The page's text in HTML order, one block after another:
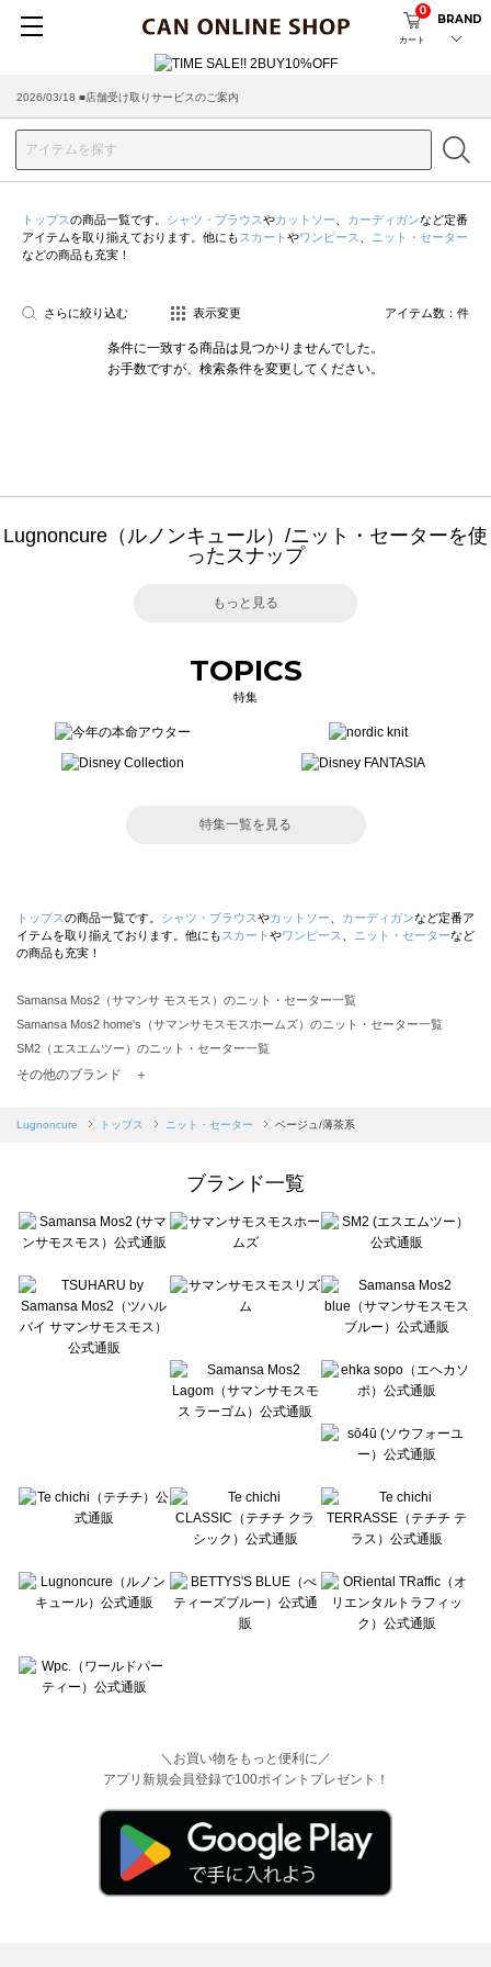
カート
0
BRAND
2026/03/18 ■店舗受け取りサービスのご案内
トップスの商品一覧です。 シャツ・ブラウスやカットソー カーディガンなど定番
アイテムを取り揃えております。他にも スカート やワンピース
ニット・セーター
などの商品も充実！
さらに絞り込む 表示変更 アイテム数： 件
条件に一致する商品は見つかりませんでした。
お手数ですが、検索条件を変更してください。
Lugnoncure（ルノンキュール）/ニット・セーターを使
ったスナップ
もっと見る
TOPICS
特集
特集一覧を見る
トップスの商品一覧です。 シャツ・ブラウスやカットソー カーディガンなど定番ア
イテムを取り揃えております。他にも スカート やワンピース ニット・セーターなど
の商品も充実！
Samansa Mos2（サマンサ モスモス）のニット・セーター一覧
Samansa Mos2 home's（サマンサモスモスホームズ）のニット・セーター一覧
SM2（エスエムツー）のニット・セーター一覧
Samansa Mos2 blue（サマンサモスモス ブルー）のニット・セーター一覧
sō4ū（ソウフォーユー）のニット・セーター一覧
Te chichi（テチチ）のニット・セーター一覧
Te chichi CLASSIC（テチチ クラシック）のニット・セーター一覧
Lugnoncure（ルノンキュール）のニット・セーター一覧
BETTY'S BLUE（べティーズブルー）のニット・セーター一覧
Wpc.（ワールドパーティー）のニット・セーター一覧
その他のブランド ＋
Lugnoncure トップス ニット・セーター ベージュ/薄茶系
ブランド一覧
＼お買い物をもっと便利に／
アプリ新規会員登録で100ポイントプレゼント！